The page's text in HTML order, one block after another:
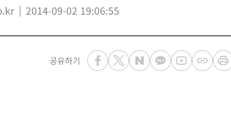
2014-09-02 19:06:55
공유하기